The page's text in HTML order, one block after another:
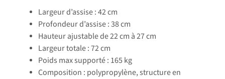
Largeur d’assise : 42 cm
Profondeur d’assise : 38 cm
Hauteur ajustable de 22 cm à 27 cm
Largeur totale : 72 cm
Poids max supporté : 165 kg
Composition : polypropylène, structure en